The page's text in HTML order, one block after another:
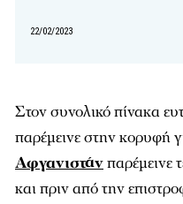
22/02/2023
Στον συνολικό πίνακα
παρέμεινε στην κορυφή
Αφγανιστάνπαρέμεινε
και πριν από την